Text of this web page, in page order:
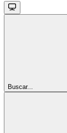
Buscar...